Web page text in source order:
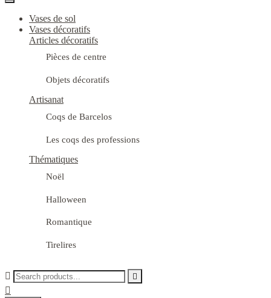
Vases de sol
Vases décoratifs
Articles décoratifs
Pièces de centre
Objets décoratifs
Artisanat
Coqs de Barcelos
Les coqs des professions
Thématiques
Noël
Halloween
Romantique
Tirelires
 
